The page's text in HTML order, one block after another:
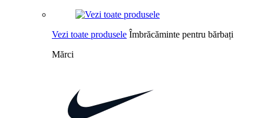
Vezi toate produsele Îmbrăcăminte pentru bărbați
Mărci